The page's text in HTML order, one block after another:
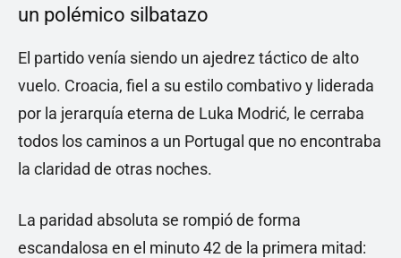
un polémico silbatazo
El partido venía siendo un ajedrez táctico de alto
vuelo. Croacia, fiel a su estilo combativo y liderada
por la jerarquía eterna de Luka Modrić, le cerraba
todos los caminos a un Portugal que no encontraba
la claridad de otras noches.
La paridad absoluta se rompió de forma
escandalosa en el minuto 42 de la primera mitad: